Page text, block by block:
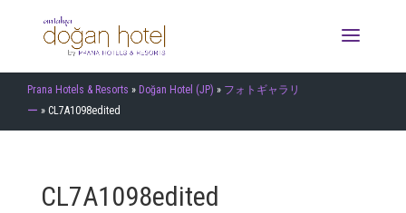
Prana Hotels & Resorts » Doğan Hotel (JP) » フォトギャラリ
ー » CL7A1098edited
CL7A1098edited